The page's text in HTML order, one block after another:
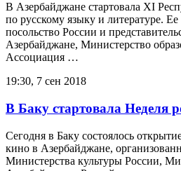
В Азербайджане стартовала XI
по русскому языку и литературе.
посольство России и
Азербайджане, Министерство
Ассоциация …
19:30, 7 сен 2018
В Баку стартовала Неделя
Сегодня в Баку состоялось
кино в Азербайджане,
Министерства культуры России,